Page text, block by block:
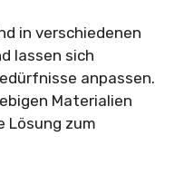
in verschiedenen
lassen sich
anpassen.
Materialien
Lösung zum